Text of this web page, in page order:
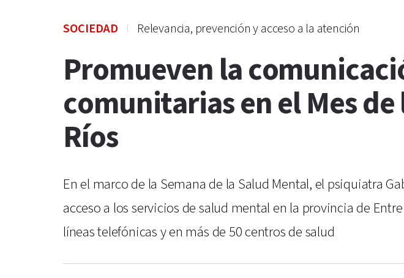
SOCIEDAD Relevancia, prevención y acceso a la atención
Promueven la
comunitarias en el Mes
Ríos
En el marco de la Semana de la Salud Mental, el psiquiatra
acceso a los servicios de salud mental en la provincia de
líneas telefónicas y en más de 50 centros de salud